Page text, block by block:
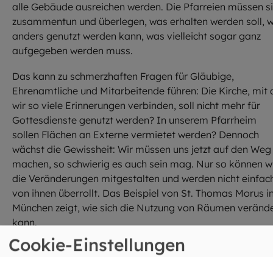
alle Gebäude ausreichen werden. Die Pfarreien müssen
zusammentun und überlegen, was erhalten werden soll,
anders genutzt werden kann, was vielleicht sogar ganz
aufgegeben werden muss.
Das kann zu schmerzhaften Fragen für Gläubige,
Ehrenamtliche und Mitarbeitende führen: Die Kirche, mit
wir so viele Erinnerungen verbinden, soll nicht mehr für
Gottesdienste genutzt werden? In unserem Pfarrheim
sollen Flächen an Externe vermietet werden? Dennoch
wächst die Gewissheit: Wir müssen uns jetzt auf den Weg
machen, so schwierig es auch sein mag. Nur so können
die Veränderungen mitgestalten und werden nicht
von ihnen überrollt. Das Beispiel von St. Thomas Morus
München zeigt, wie sich die Nutzung von Räumen
kann.
Cookie-Einstellungen